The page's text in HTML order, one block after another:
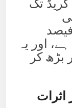
1.5 سینٹی گریڈ تک
نقصانات کا سامنا ہو گا۔ 15 فیصد
اور یہ
بڑھ کر
اثرات